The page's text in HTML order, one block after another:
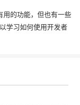
用的功能，但也有一些
学习如何使用开发者